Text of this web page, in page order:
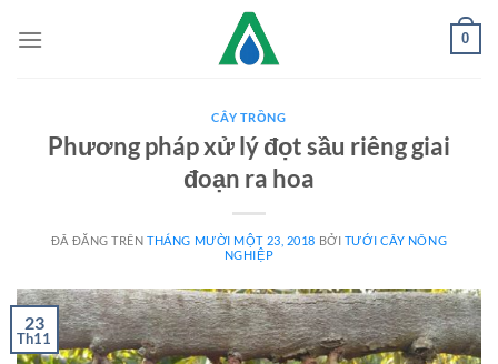
đến
0
CÂY TRỒNG
Phương pháp xử lý đọt sầu riêng giai
đoạn ra hoa
ĐÃ ĐĂNG TRÊNTHÁNG MƯỜI MỘT 23, 2018 BỞI TƯỚI CÂY NÔNG
NGHIỆP
23
Th11